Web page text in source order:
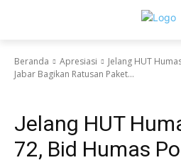
Beranda Apresiasi
Jelang HUT
Jabar Bagikan Ratusan Paket...
Jelang HUT
72, Bid Humas